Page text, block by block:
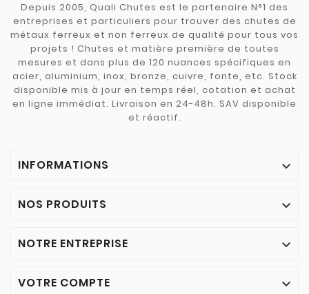
Depuis 2005, Quali Chutes est le partenaire N°1 des
entreprises et particuliers pour trouver des chutes de
métaux ferreux et non ferreux de qualité pour tous vos
projets ! Chutes et matière première de toutes
mesures et dans plus de 120 nuances spécifiques en
acier, aluminium, inox, bronze, cuivre, fonte, etc. Stock
disponible mis à jour en temps réel, cotation et achat
en ligne immédiat. Livraison en 24-48h. SAV disponible
et réactif.
INFORMATIONS 
NOS PRODUITS 
NOTRE ENTREPRISE 
VOTRE COMPTE 